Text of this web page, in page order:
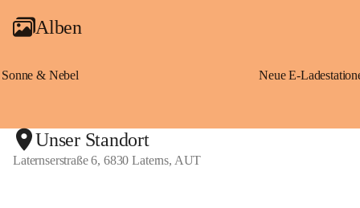
Alben
Sonne & Nebel
Unser Standort
Laternserstraße 6, 6830 Laterns, AUT